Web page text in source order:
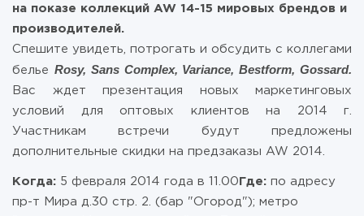
на показе коллекций AW 14-15 мировых брендов и
производителей.
Спешите увидеть, потрогать и обсудить с коллегами
белье Rosy, Sans Complex, Variance, Bestform, Gossard.
Вас ждет презентация новых маркетинговых
условий для оптовых клиентов на 2014 г.
Участникам встречи будут предложены
дополнительные скидки на предзаказы AW 2014.
Когда: 5 февраля 2014 года в 11.00 Где: по адресу
пр-т Мира д.30 стр. 2. (бар "Огород"); метро